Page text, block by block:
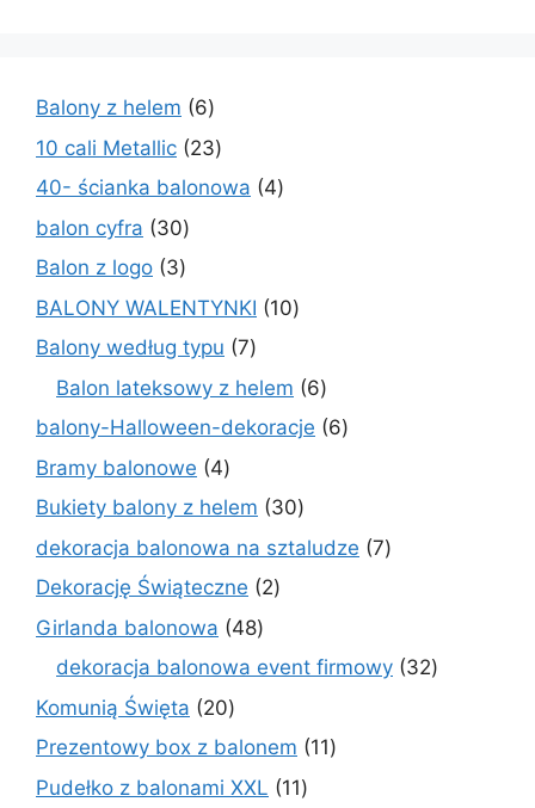
Balony z helem 66
produktów
10 cali Metallic 2323
produkty
40- ścianka balonowa 44
balon cyfra 3030
produktów
Balon z logo 33
produkty
BALONY WALENTYNKI 1010
Balony według typu 77
produktów
Balon lateksowy z helem 66
produktów
balony-Halloween-dekoracje 66
Bramy balonowe 44
produkty
Bukiety balony z helem 3030
produktów
dekoracja balonowa na sztaludze 77
Dekorację Świąteczne 22
Girlanda balonowa 4848
produktów
dekoracja balonowa event firmowy 3232
Komunią Święta 2020
produktów
Prezentowy box z balonem 1111
Pudełko z balonami XXL 1111